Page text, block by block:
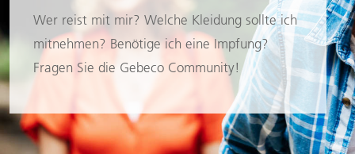
Wer reist mit mir? Welche Kleidung sollte ich
mitnehmen? Benötige ich eine Impfung?
Fragen Sie die Gebeco Community!